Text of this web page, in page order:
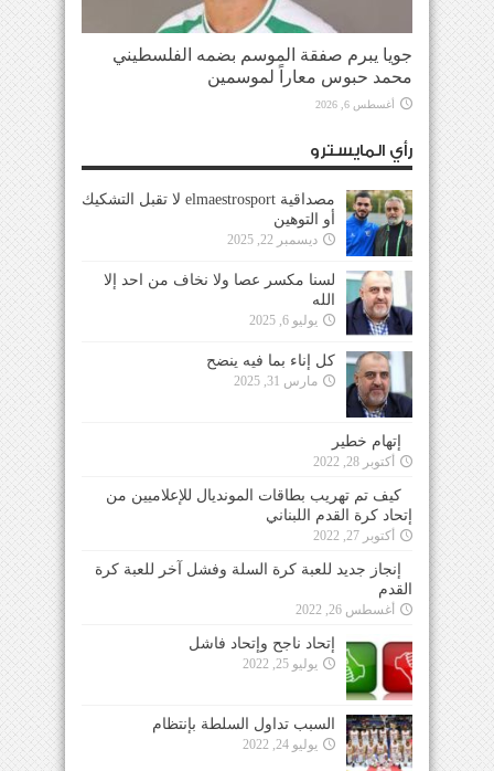
جويا يبرم صفقة الموسم بضمه الفلسطيني
محمد حبوس معاراً لموسمين
أغسطس 6, 2026
رأي المايسترو
مصداقية elmaestrosport لا تقبل التشكيك
أو التوهين
ديسمبر 22, 2025
لسنا مكسر عصا ولا نخاف من احد إلا
الله
يوليو 6, 2025
كل إناء بما فيه ينضح
مارس 31, 2025
إتهام خطير
أكتوبر 28, 2022
كيف تم تهريب بطاقات المونديال للإعلاميين من
إتحاد كرة القدم اللبناني
أكتوبر 27, 2022
إنجاز جديد للعبة كرة السلة وفشل آخر للعبة كرة
القدم
أغسطس 26, 2022
إتحاد ناجح وإتحاد فاشل
يوليو 25, 2022
السبب تداول السلطة بإنتظام
يوليو 24, 2022